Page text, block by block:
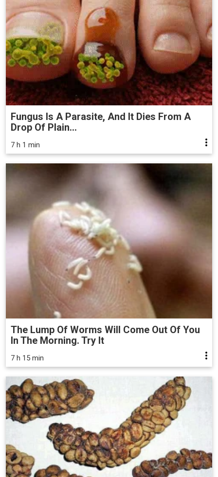
Fungus Is A Parasite, And It Dies From A
Drop Of Plain...
7 h 1 min
The Lump Of Worms Will Come Out Of You
In The Morning. Try It
7 h 15 min